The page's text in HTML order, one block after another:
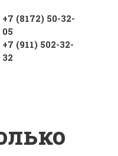
+7 (8172) 50-32-
05
+7 (911) 502-32-
32